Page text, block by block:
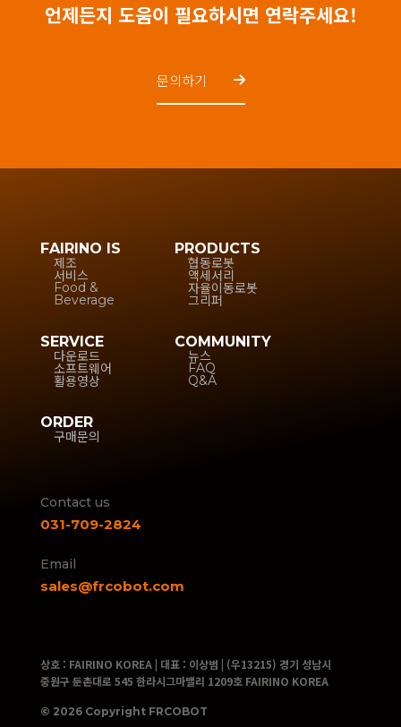
언제든지 도움이 필요하시면 연락주세요!
문의하기
FAIRINO IS
제조
서비스
Food &
Beverage
PRODUCTS
협동로봇
액세서리
자율이동로봇
그리퍼
SERVICE
다운로드
소프트웨어
활용영상
COMMUNITY
뉴스
FAQ
Q&A
ORDER
구매문의
Contact us
031-709-2824
Email
sales@frcobot.com
상호 : FAIRINO KOREA | 대표 : 이상범 | (우13215) 경기 성남시
중원구 둔촌대로 545 한라시그마밸리 1209호 FAIRINO KOREA
© 2026 Copyright FRCOBOT